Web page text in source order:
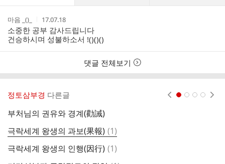
트
작
성
자
마음 _()_
작
성
시
간
17.07.18
소중한 공부 감사드립니다
건승하시며 성불하소서 !()()()
댓글 전체보기
정토삼부경 다른글
부처님의 권유와 경계(勸誡)
극락세계 왕생의 과보(果報) 댓
글
(1)
극락세계 왕생의 인행(因行) 댓
(1)